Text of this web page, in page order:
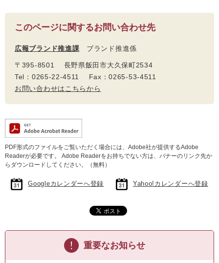
このページに関するお問い合わせ先
広報ブランド推進課 ブランド推進係
〒395-8501 長野県飯田市大久保町2534
Tel：0265-22-4511 Fax：0265-53-4511
お問い合わせはこちらから
PDF形式のファイルをご覧いただく場合には、Adobe社が提供するAdobe
Readerが必要です。
Adobe Readerをお持ちでない方は、バナーのリンク先か
らダウンロードしてください。（無料）
Googleカレンダーへ登録 Yahoo!カレンダーへ登録
重要なお知らせ